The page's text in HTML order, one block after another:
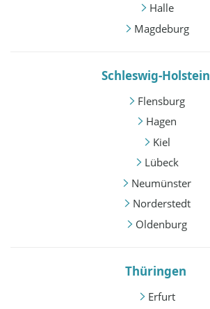
Halle
Magdeburg
Schleswig-Holstein
Flensburg
Hagen
Kiel
Lübeck
Neumünster
Norderstedt
Oldenburg
Thüringen
Erfurt